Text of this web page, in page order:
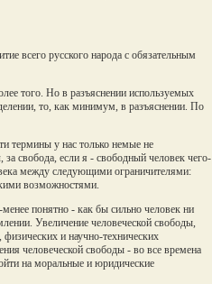
всего русского народа с обязательным
того. Но в разъяснении используемых
то, как минимум, в разъяснении. По
термины у нас только немые не
свобода, если я - свободный человек чего-
между следующими ограничителями:
возможностями.
понятно - как бы сильно человек ни
Увеличение человеческой свободы,
и научно-технических
человеческой свободы - во все времена
на моральные и юридические